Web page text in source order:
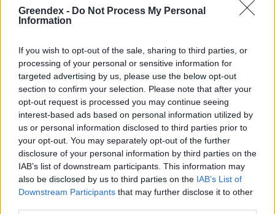
Greendex - Do Not Process My Personal
Information
If you wish to opt-out of the sale, sharing to third parties, or
processing of your personal or sensitive information for
targeted advertising by us, please use the below opt-out
section to confirm your selection. Please note that after your
opt-out request is processed you may continue seeing
interest-based ads based on personal information utilized by
us or personal information disclosed to third parties prior to
your opt-out. You may separately opt-out of the further
disclosure of your personal information by third parties on the
IAB’s list of downstream participants. This information may
also be disclosed by us to third parties on the IAB’s List of
Downstream Participants that may further disclose it to other
Félreértett szupernövényünk: a
kender
Réthy Kati
A teraszon is lehet kiskerted!
Réthy Kati